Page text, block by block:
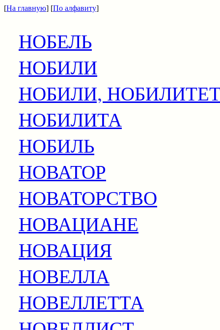
[На главную] [По алфавиту]
НОБЕЛЬ
НОБИЛИ
НОБИЛИ,
НОБИЛИТА
НОБИЛЬ
НОВАТОР
НОВАТОРСТВО
НОВАЦИАНЕ
НОВАЦИЯ
НОВЕЛЛА
НОВЕЛЛЕТТА